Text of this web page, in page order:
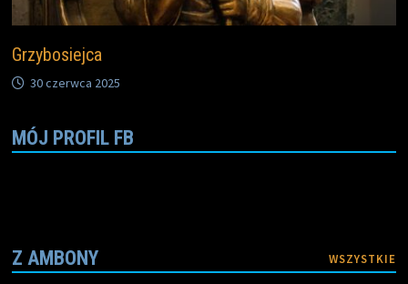
Grzybosiejca
30 czerwca 2025
MÓJ PROFIL FB
Z AMBONY WSZYSTKIE